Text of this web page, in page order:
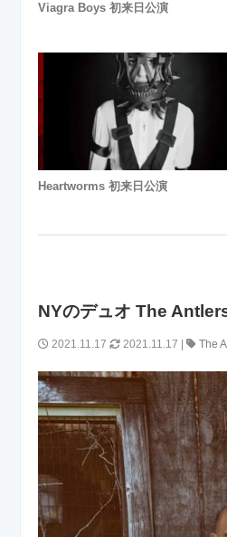
Viagra Boys 初来日公演
Heartworms 初来日公演
NYのデュオ The
2021.11.17 2021.11.17 | The